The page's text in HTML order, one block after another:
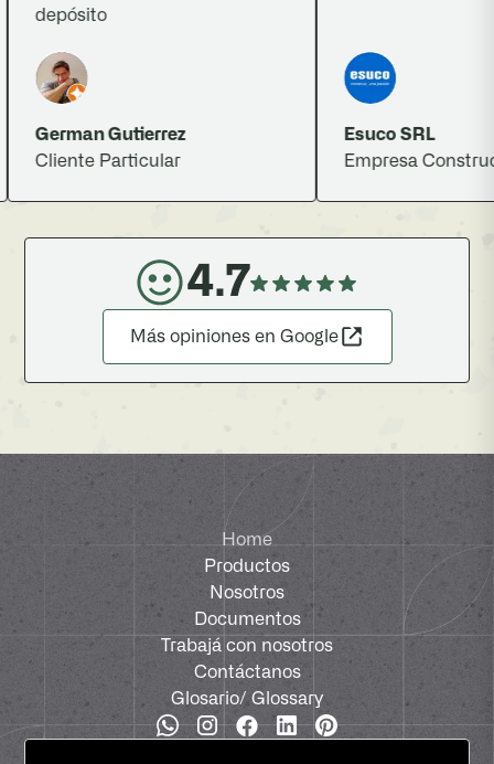
depósito
German Gutierrez
Cliente Particular
Esuco SRL
Empresa
4.7
Más opiniones en Google
Home
Productos
Nosotros
Documentos
Trabajá con nosotros
Contáctanos
Glosario/ Glossary